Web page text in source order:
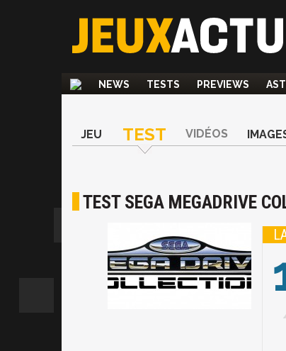
NEWS TESTS PREVIEWS
JEU TEST VIDÉOS
TEST SEGA MEGADRIVE